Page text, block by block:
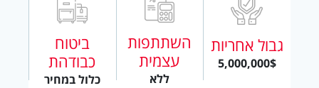
גבול אחריות
5,000,000$
השתתפות
עצמית
ללא
ביטוח
כבודהת
כלול במחיר